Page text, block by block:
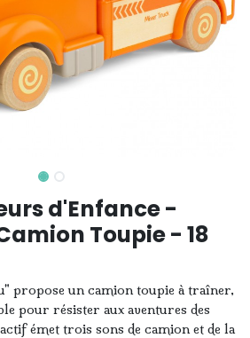
d'Enfance -
Toupie - 18
propose un camion toupie à traîner,
pour résister aux aventures des
émet trois sons de camion et de la